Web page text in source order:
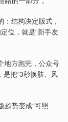
结构决定版式，
位，就是“新手友
地方跑完，公众号
把“3秒换肤、风
趋势变成“可照